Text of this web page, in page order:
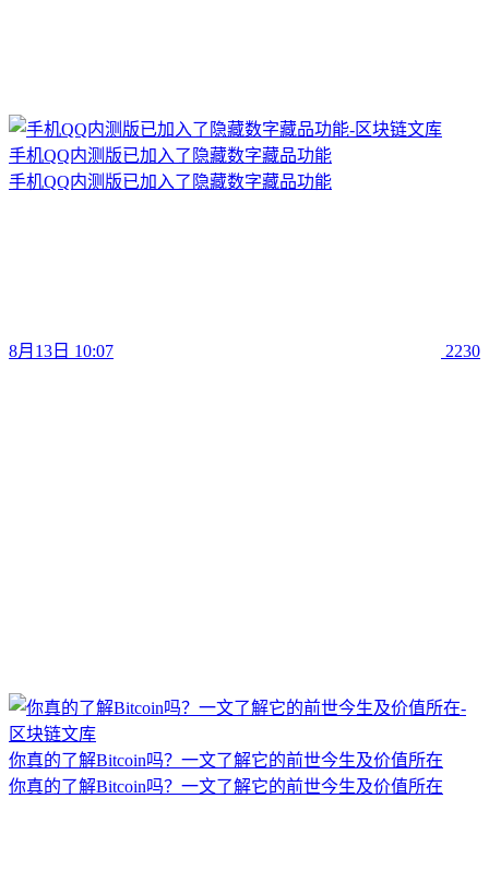
手机QQ内测版已加入了隐藏数字藏品功能
手机QQ内测版已加入了隐藏数字藏品功能
8月13日 10:07 2230
你真的了解Bitcoin吗？一文了解它的前世今生及价值所在
你真的了解Bitcoin吗？一文了解它的前世今生及价值所在